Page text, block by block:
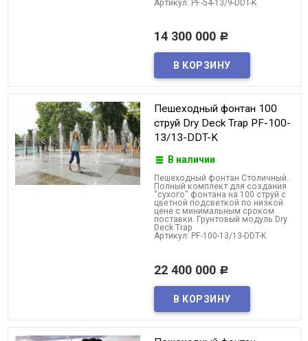
Артикул: PF-54-13/9-DDT-K
14 300 000 Р
Пешеходный фонтан 100
струй Dry Deck Trap PF-100-
13/13-DDT-K
В наличии
Пешеходный фонтан Столичный.
Полный комплект для создания
"сухого" фонтана на 100 струй с
цветной подсветкой по низкой
цене с минимальным сроком
поставки. Грунтовый модуль Dry
Deck Trap
Артикул: PF-100-13/13-DDT-K
22 400 000 Р